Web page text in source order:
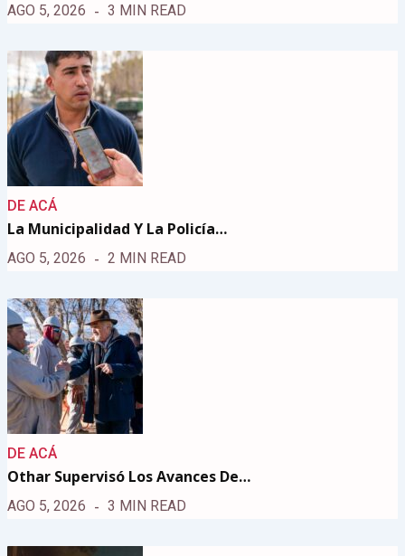
AGO 5, 2026 3 MIN READ
DE ACÁ
La Municipalidad Y La Policía…
AGO 5, 2026 2 MIN READ
DE ACÁ
Othar Supervisó Los Avances De…
AGO 5, 2026 3 MIN READ